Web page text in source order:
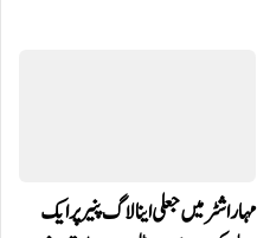
مہاراشٹر میں جعلی اینالاگ پنیر پر ایک